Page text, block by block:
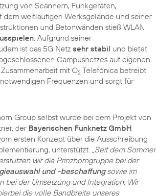
von Scannern, Funkgeräten,
dem weitläufigen Werksgelände und seiner
und Betonwänden stieß WLAN
: Aufgrund seiner
ist das 5G Netz sehr stabil und bietet
Campusnetzes auf eigenen
Zusammenarbeit mit O2 Telefónica betreibt
Frequenzen und sorgt für
Group selbst wurde bei dem Projekt von
derBayerischen Funknetz GmbH
ersten Konzept über die Ausschreibung
unterstützt. „Seit dem Sommer
wir die Prinzhorngruppe bei der
und -beschaffungsowie im
bei der Umsetzung und Integration. Wir
die volle Bandbreite unseres